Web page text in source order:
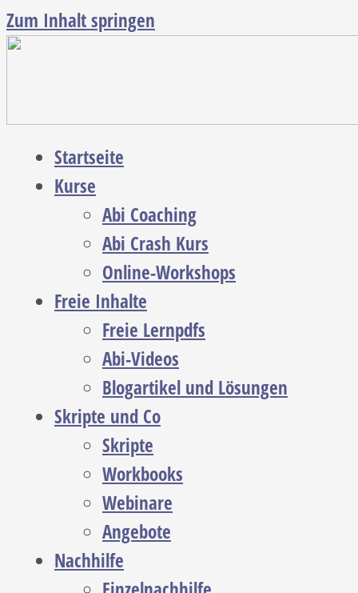
Zum Inhalt springen
Startseite
Kurse
Abi Coaching
Abi Crash Kurs
Online-Workshops
Freie Inhalte
Freie Lernpdfs
Abi-Videos
Blogartikel und Lösungen
Skripte und Co
Skripte
Workbooks
Webinare
Angebote
Nachhilfe